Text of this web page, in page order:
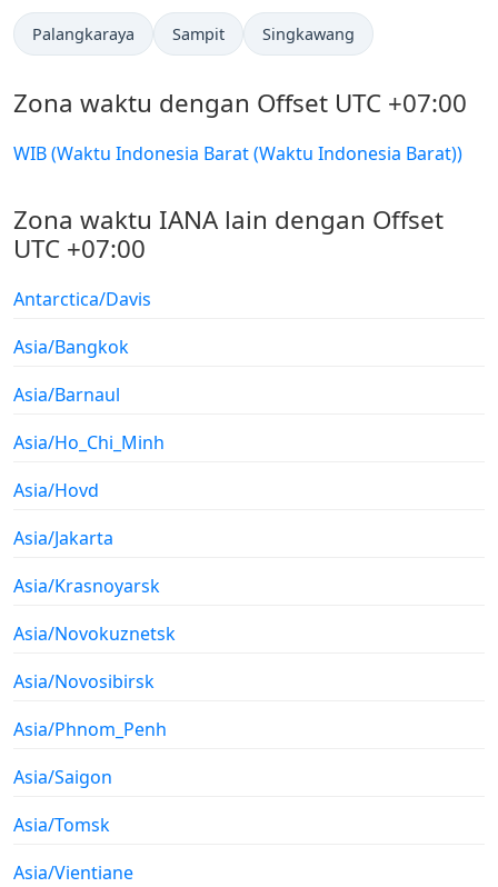
Palangkaraya Sampit Singkawang
Zona waktu dengan Offset UTC +07:00
WIB (Waktu Indonesia Barat (Waktu Indonesia Barat))
Zona waktu IANA lain dengan Offset
UTC +07:00
Antarctica/Davis
Asia/Bangkok
Asia/Barnaul
Asia/Ho_Chi_Minh
Asia/Hovd
Asia/Jakarta
Asia/Krasnoyarsk
Asia/Novokuznetsk
Asia/Novosibirsk
Asia/Phnom_Penh
Asia/Saigon
Asia/Tomsk
Asia/Vientiane